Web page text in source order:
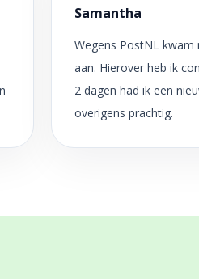
Samantha
Wegens PostNL
aan. Hierover heb ik
2 dagen had ik een
overigens prachtig.